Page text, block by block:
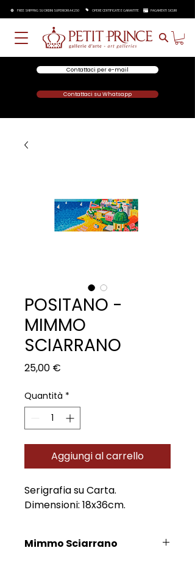
FREE SHIPPING SU ORDINI SUPERIORI A €250 OPERE CERTIFICATE E GARANTITE PAGAMENTI SICURI
Contattaci per e-mail
Contattaci su Whatsapp
POSITANO -
MIMMO
SCIARRANO
25,00 €
Quantità *
Aggiungi al carrello
Serigrafia su Carta.
Dimensioni: 18x36cm.
Mimmo Sciarrano